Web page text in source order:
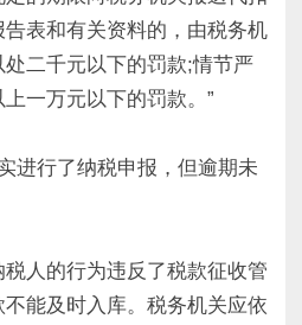
表和有关资料的，由税务机
二千元以下的罚款;情节严
一万元以下的罚款。”
行了纳税申报，但逾期未
人的行为违反了税款征收管
能及时入库。税务机关应依